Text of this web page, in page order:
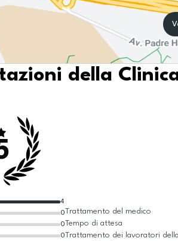
della
0
0
0
4
Trattamento del medico
Tempo di attesa
Trattamento dei lavoratori